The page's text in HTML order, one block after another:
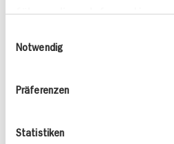
führen diese Informationen
bereitgestellt haben oder
Notwendig
Präferenzen
Statistiken